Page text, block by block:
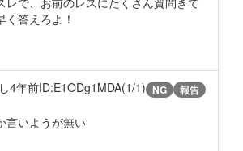
く答えろよ！
4年前ID:E1ODg1MDA(1/1) NG 報告
言いようが無い